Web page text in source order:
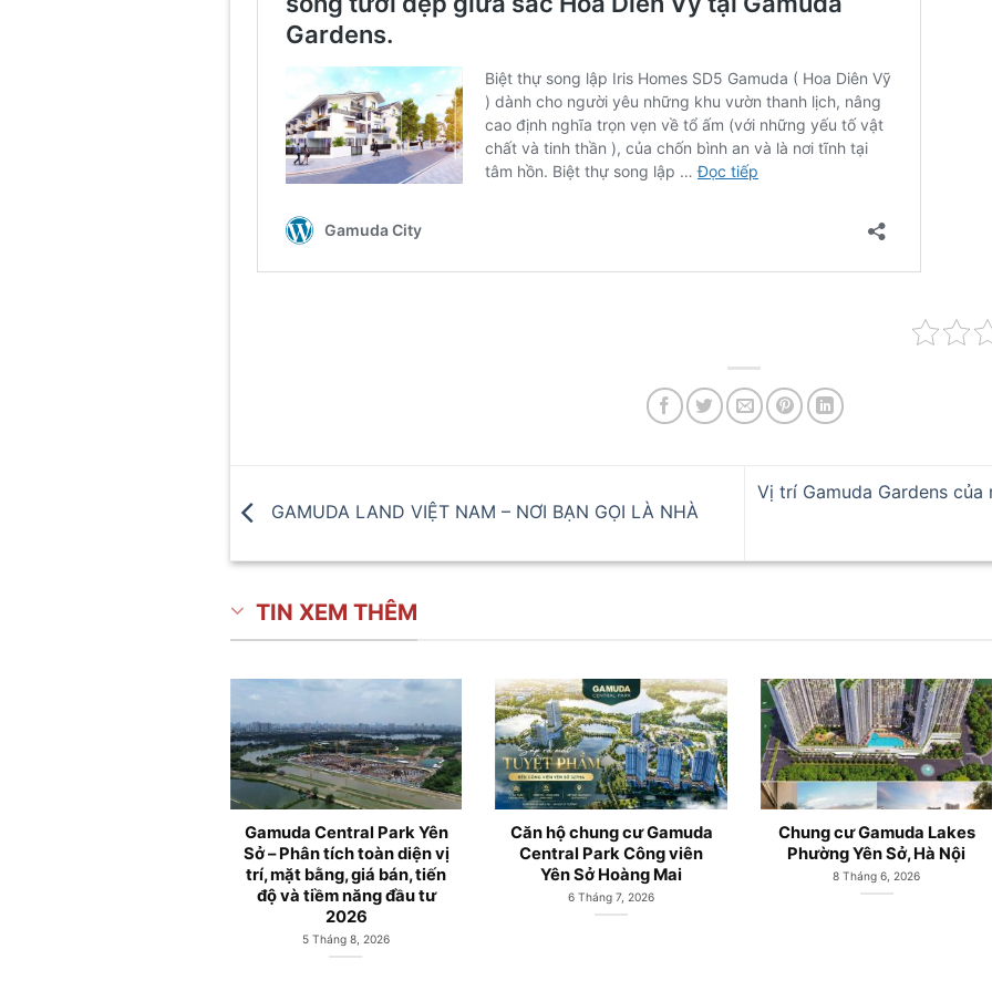
GAMUDA LAND VIỆT NAM – NƠI BẠN GỌI LÀ NHÀ
Vị trí Gamuda Gardens
TIN XEM THÊM
Gamuda City Hà Nội và
Công viên Hồ Yên Sở
Hoàng Mai
27 Tháng 5, 2026
Căn hộ chung cư Gamuda
City Yên Sở mở bán từ
CĐT Gamuda Land
19 Tháng 5, 2026
LePARC Gamuda City Yên
Sở mở bán từ Chủ đầu tư
Gamuda Land
19 Tháng 5, 2026